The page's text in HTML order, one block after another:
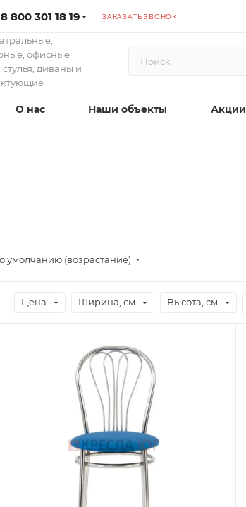
8 800 301 18 19 ЗАКАЗАТЬ ЗВОНОК
офисные
стулья, диваны и
О нас Наши объекты Акции
умолчанию (возрастание)
Цена Ширина, см Высота, см